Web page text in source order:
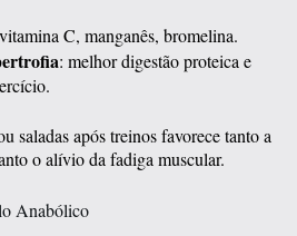
C, manganês, bromelina.
: melhor digestão proteica e
saladas após treinos favorece tanto a
o alívio da fadiga muscular.
Anabólico